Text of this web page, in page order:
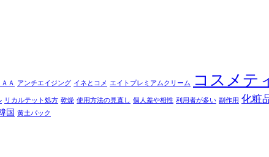
Ａ アンチエイジング イネとコメ エイトプレミアムクリーム コスメテ
リカルテット処方 乾燥 使用方法の見直し 個人差や相性 利用者が多い 副作用 化粧
国 黄土パック